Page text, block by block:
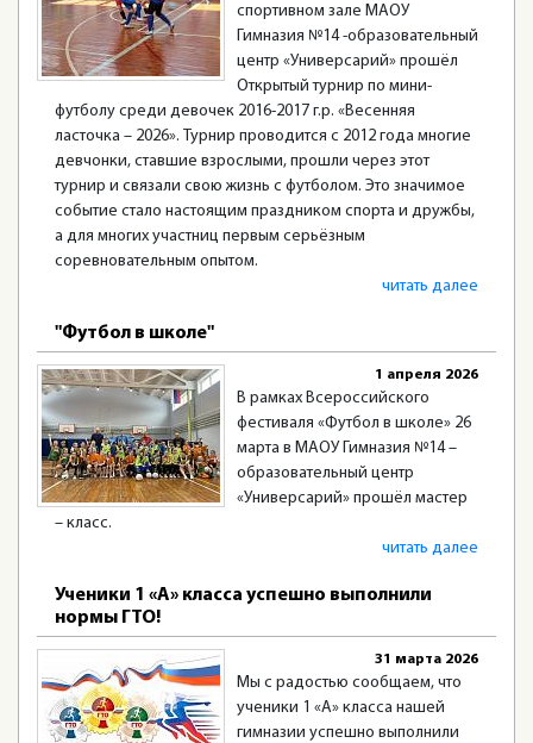
спортивном зале МАОУ
Гимназия №14 -образовательный
центр «Универсарий» прошёл
Открытый турнир по мини-
футболу среди девочек 2016-2017 г.р. «Весенняя
ласточка – 2026». Турнир проводится с 2012 года многие
девчонки, ставшие взрослыми, прошли через этот
турнир и связали свою жизнь с футболом. Это значимое
событие стало настоящим праздником спорта и дружбы,
а для многих участниц первым серьёзным
соревновательным опытом.
читать далее
"Футбол в школе"
1 апреля 2026
В рамках Всероссийского
фестиваля «Футбол в школе» 26
марта в МАОУ Гимназия №14 –
образовательный центр
«Универсарий» прошёл мастер
– класс.
читать далее
Ученики 1 «А» класса успешно выполнили
нормы ГТО!
31 марта 2026
Мы с радостью сообщаем, что
ученики 1 «А» класса нашей
гимназии успешно выполнили